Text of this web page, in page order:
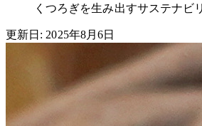
くつろぎを生み出すサステナビ
更新日: 2025年8月6日